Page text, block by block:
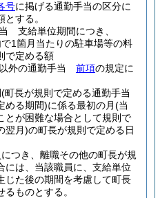
号に掲げる通勤手当の区分に
とする。
支給単位期間につき、
1箇月当たりの駐車場等の料
で定める額
外の通勤手当 前項の規定に
(町長が規則で定める通勤手当
める期間)に係る最初の月(当
とが困難な場合として規則で
翌月)の町長が規則で定める日
つき、離職その他の町長が規
には、当該職員に、支給単位
じた後の期間を考慮して町長
ものとする。